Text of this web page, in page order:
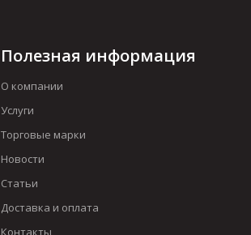
Полезная информация
О компании
Услуги
Торговые марки
Новости
Статьи
Доставка и оплата
Контакты